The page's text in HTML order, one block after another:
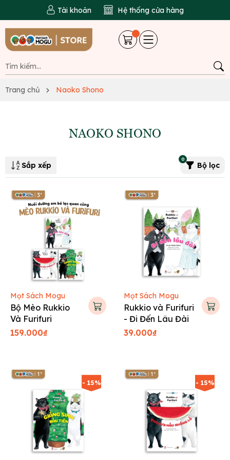
Tài khoản Hệ thống cửa hàng
Trang chủ Naoko Shono
NAOKO SHONO
Sắp xếp Bộ lọc
0
Mọt Sách Mogu
Bộ Mèo Rukkio
Và Furifuri
159.000₫
Mọt Sách Mogu
Rukkio và Furifuri
- Đi Đến Lâu Đài
39.000₫
- 15% - 15%